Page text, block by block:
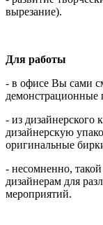
вырезание).
Для работы
- в офисе Вы сами
демонстрационные
- из дизайнерского
дизайнерскую
оригинальные
- несомненно,
дизайнерам для
мероприятий.